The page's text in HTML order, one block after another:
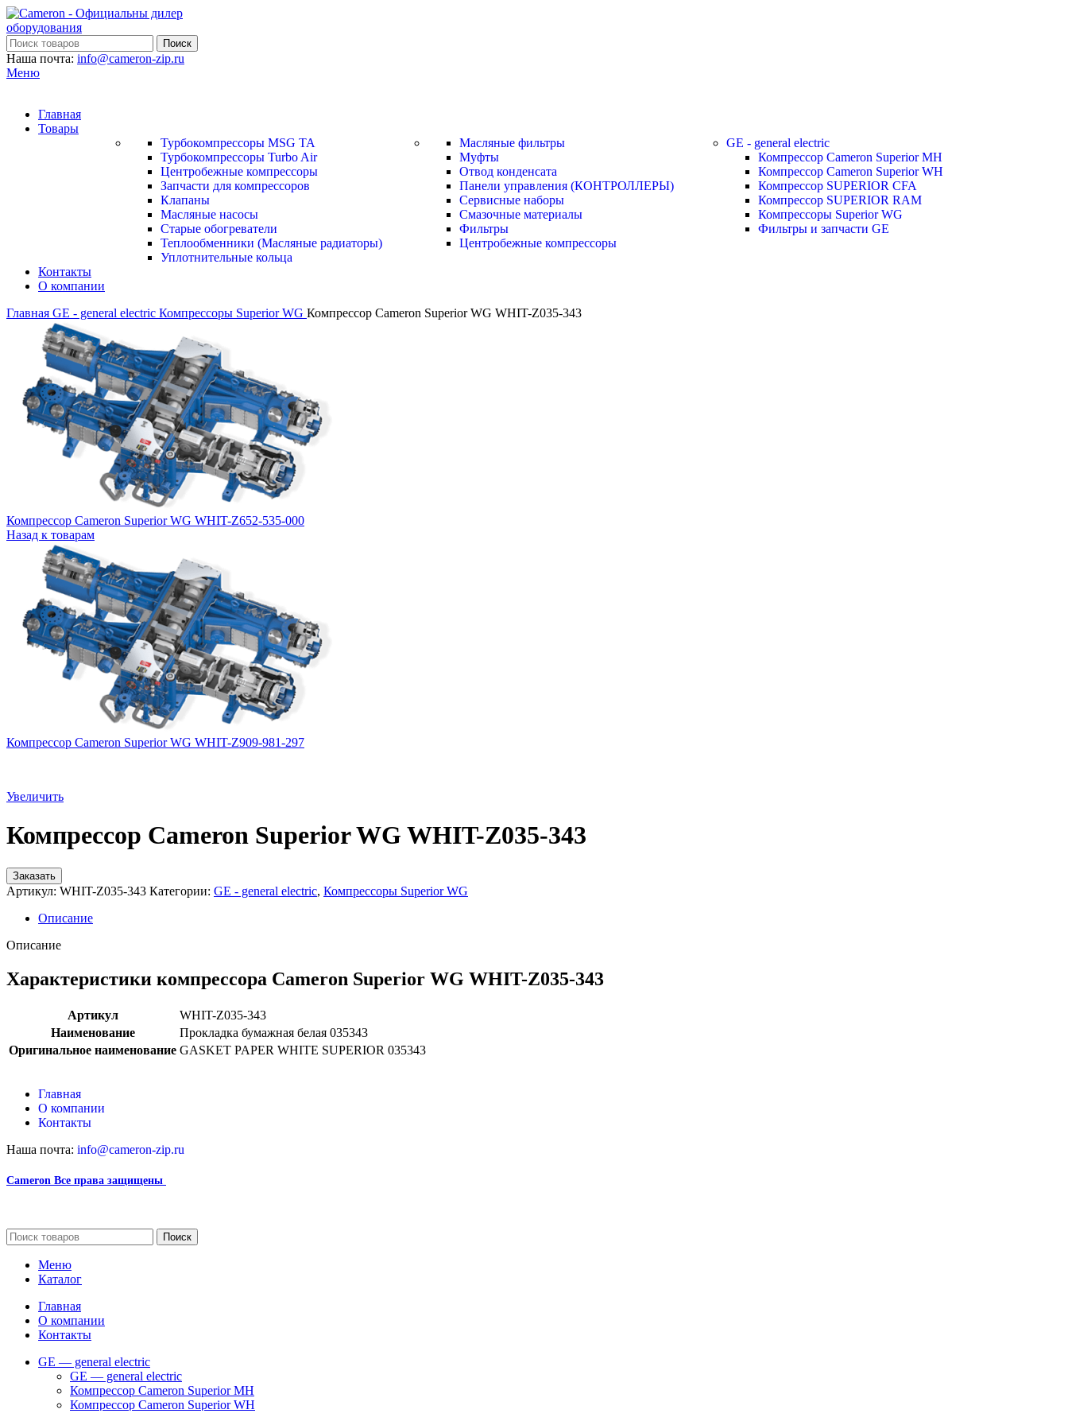
Поиск
Наша почта: info@cameron-zip.ru
Меню
Главная
Товары
Турбокомпрессоры MSG TA
Турбокомпрессоры Turbo Air
Центробежные компрессоры
Запчасти для компрессоров
Клапаны
Масляные насосы
Старые обогреватели
Теплообменники (Масляные радиаторы)
Уплотнительные кольца
Масляные фильтры
Муфты
Отвод конденсата
Панели управления (КОНТРОЛЛЕРЫ)
Сервисные наборы
Смазочные материалы
Фильтры
Центробежные компрессоры
GE - general electric
Компрессор Cameron Superior MH
Компрессор Cameron Superior WH
Компрессор SUPERIOR CFA
Компрессор SUPERIOR RAM
Компрессоры Superior WG
Фильтры и запчасти GE
Контакты
О компании
Главная GE - general electric Компрессоры Superior WG Компрессор Cameron Superior WG WHIT-Z035-343
Компрессор Cameron Superior WG WHIT-Z652-535-000
Назад к товарам
Компрессор Cameron Superior WG WHIT-Z909-981-297
Увеличить
Компрессор Cameron Superior WG WHIT-Z035-343
Заказать
Артикул: WHIT-Z035-343 Категории: GE - general electric, Компрессоры Superior WG
Описание
Описание
Характеристики компрессора Cameron Superior WG WHIT-Z035-343
Артикул
WHIT-Z035-343
Наименование
Прокладка бумажная белая 035343
Оригинальное наименование GASKET PAPER WHITE SUPERIOR 035343
Главная
О компании
Контакты
Наша почта: info@cameron-zip.ru
Cameron Все права защищены
Поиск
Меню
Каталог
Главная
О компании
Контакты
GE — general electric
GE — general electric
Компрессор Cameron Superior MH
Компрессор Cameron Superior WH